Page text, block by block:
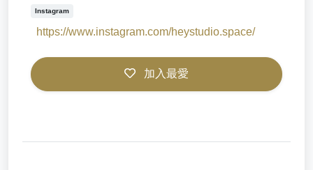
Instagram
https://www.instagram.com/heystudio.space/
加入最愛